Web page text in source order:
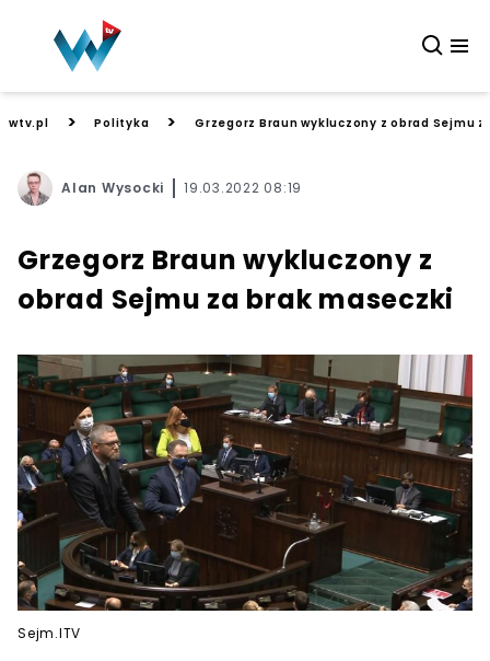
wtv.pl > Polityka > Grzegorz Braun wykluczony z obrad Sejmu
Alan Wysocki 19.03.2022 08:19
Grzegorz Braun wykluczony z
obrad Sejmu za brak maseczki
Sejm.ITV